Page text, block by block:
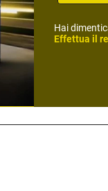
Hai
Effettua il